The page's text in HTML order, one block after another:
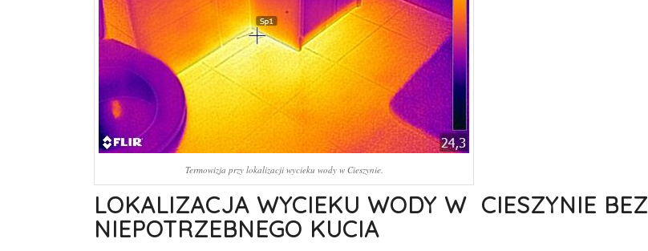
Termowizja przy lokalizacji wycieku wody w Cieszynie.
LOKALIZACJA WYCIEKU WODY W CIESZYNIE BEZ
NIEPOTRZEBNEGO KUCIA